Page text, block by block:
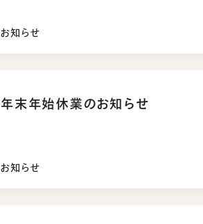
お知らせ
年末年始休業のお知らせ
お知らせ